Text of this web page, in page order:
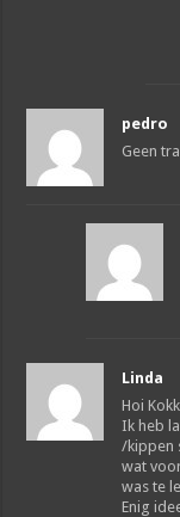
pedro
Geen
Linda
Hoi
Ik heb
/kippen
wat
was te
Enig